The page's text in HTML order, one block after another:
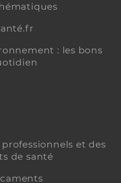
: les bons
et des
de santé